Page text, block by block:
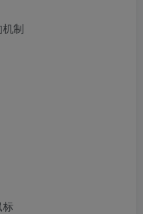
制
标